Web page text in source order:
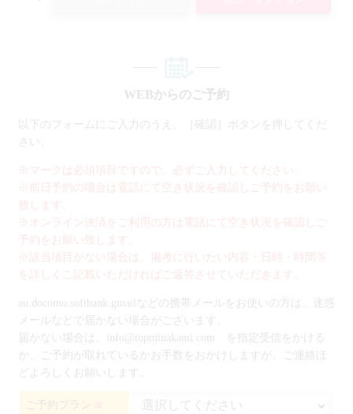
WEBからのご予約
以下のフォームにご入力のうえ、［確認］ボタンを押してくだ
さい。
※マークは必須項目ですので、必ずご入力してください。
※前日予約の場合は電話にて空き状況を確認しご予約をお願い
致します。
※オンライン決済をご利用の方は電話にて空き状況を確認しご
予約をお願い致します。
※該当項目がない場合は、備考に行いたい内容・日時・時間等
を詳しくご記載いただければご返答させていただきます。
au.docomo.softbank.gmailなどの携帯メールをお使いの方は、迷惑
メールなどで届かない場合がございます。
届かない場合は、info@topminakami.com を指定受信をかける
か、ご予約が取れているかお手数をおかけしますが、ご連絡ほ
どよろしくお願いします。
ご予約プラン